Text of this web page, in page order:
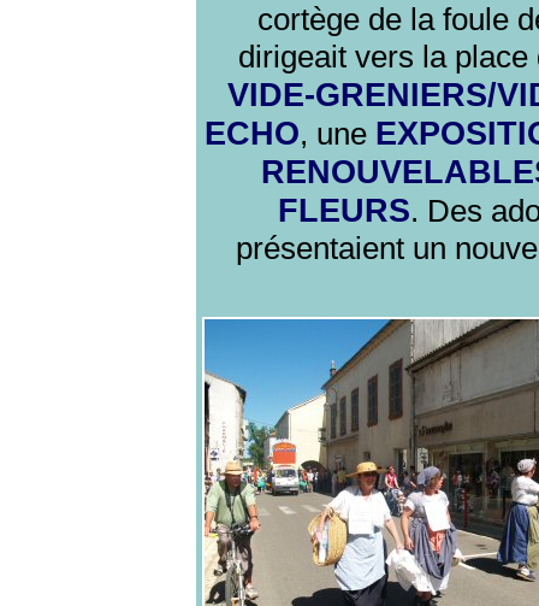
cortège de la foule
dirigeait vers la
VIDE-GRENIERS/
ECHO, une
FLEURS. Des
présentaient un